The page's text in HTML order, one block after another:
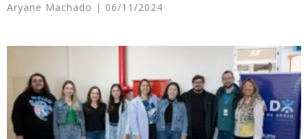
Aryane Machado 06/11/2024